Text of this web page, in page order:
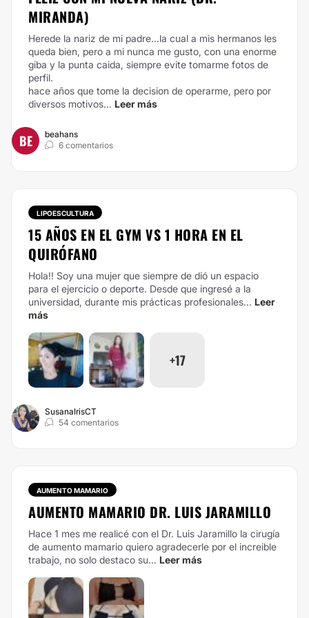
MIRANDA)
Herede la nariz de mi padre...la cual a mis hermanos les
queda bien, pero a mi nunca me gusto, con una enorme
giba y la punta caida, siempre evite tomarme fotos de
perfil.
hace años que tome la decision de operarme, pero por
diversos motivos... Leer más
BE
beahans
6 comentarios
LIPOESCULTURA
15 AÑOS EN EL GYM VS 1 HORA EN EL
QUIRÓFANO
Hola!! Soy una mujer que siempre de dió un espacio
para el ejercicio o deporte. Desde que ingresé a la
universidad, durante mis prácticas profesionales... Leer
más
+17
SusanaIrisCT
54 comentarios
AUMENTO MAMARIO
AUMENTO MAMARIO DR. LUIS JARAMILLO
Hace 1 mes me realicé con el Dr. Luis Jaramillo la cirugía
de aumento mamario quiero agradecerle por el increible
trabajo, no solo destaco su... Leer más